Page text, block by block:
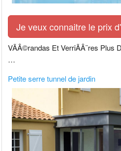
Je veux connaitre le prix
VÃÂ©randas Et VerriÃÂ¨res Plus
…
Petite serre tunnel de jardin